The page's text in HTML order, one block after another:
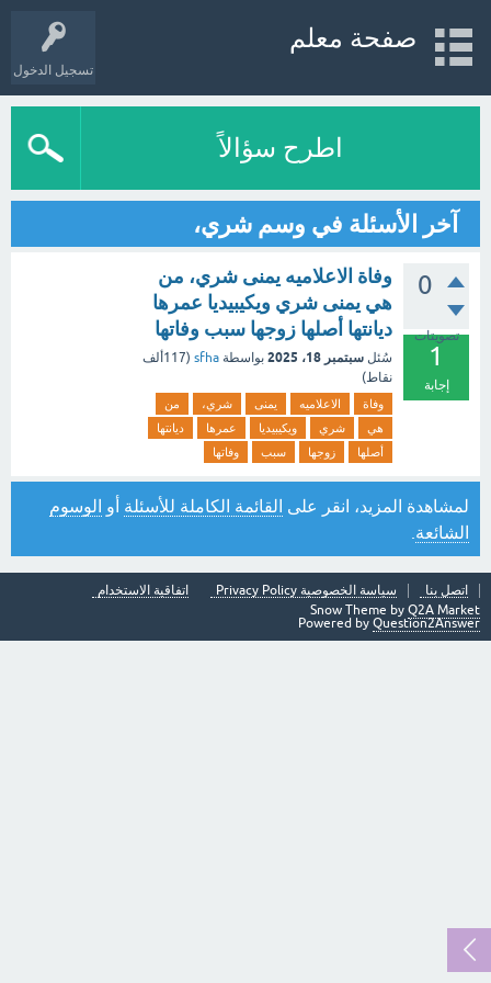
تسجيل الدخول
صفحة معلم
اطرح سؤالاً
آخر الأسئلة في وسم شري،
0
تصويتات
1
إجابة
وفاة الاعلاميه يمنى شري، من
هي يمنى شري ويكيبيديا عمرها
ديانتها أصلها زوجها سبب وفاتها
سُئل سبتمبر 18، 2025 بواسطة sfha
(117ألف
نقاط)
وفاة الاعلاميه يمنى شري،
من
هي
شري ويكيبيديا عمرها
ديانتها
أصلها
زوجها سبب وفاتها
لمشاهدة المزيد، انقر على القائمة الكاملة للأسئلة أو الوسوم
الشائعة
اتصل بنا سياسة الخصوصية Privacy Policy
اتفاقية الاستخدام
Snow Theme by Q2A Market
Powered by Question2Answer